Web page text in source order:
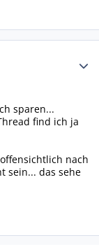
sparen...
find ich ja
nach
sein... das sehe